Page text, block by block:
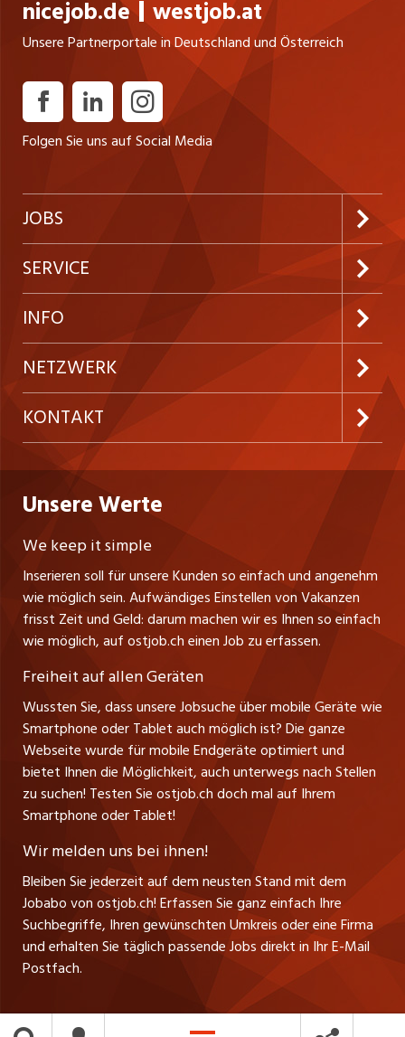
nicejob.de westjob.at
Unsere Partnerportale in Deutschland und Österreich
Folgen Sie uns auf Social Media
JOBS
Jobabo abonnieren
Neue Stellen
Festanstellungen
Temporäre Jobs
Freelance Jobs
Praktika
Lehrstellen
Führungspositionen
Management / Kader-Jobs
Berufsgruppen
Top-Regionen
Jobline
SERVICE
Kundenlogin
Inserieren
Firmen
Personalvermittler
INFO
Preise & Leistungen
AGB
Datenschutzerklärung
Nutzungsbedingungen
Stellenmeldepflicht
Schnittstelle
Impressum
NETZWERK
westjob.at
nicejob.de
myjob.ch
zentraljob.ch
jobbasel.ch
jobbern.ch
jobmittelland.ch
jobzüri.ch
schaffu.ch (VS)
ajourjob.ch
CH Media
KONTAKT
CH Media Classifieds AG
Fürstenlandstrasse 122
CH-9001 St. Gallen
Tel. +41 71 272 73 80
info@ostjob.ch/inserate@ostjob.ch
Henrik Jasek
Leiter ostjob.ch
Fredy Pillinger
Verkauf und Beratung
Christoph Walzl
Verkauf und Beratung
Unsere Werte
We keep it simple
Inserieren soll für unsere Kunden so einfach und angenehm
wie möglich sein. Aufwändiges Einstellen von Vakanzen
frisst Zeit und Geld: darum machen wir es Ihnen so einfach
wie möglich, auf ostjob.ch einen Job zu erfassen.
Freiheit auf allen Geräten
Wussten Sie, dass unsere Jobsuche über mobile Geräte wie
Smartphone oder Tablet auch möglich ist? Die ganze
Webseite wurde für mobile Endgeräte optimiert und
bietet Ihnen die Möglichkeit, auch unterwegs nach Stellen
zu suchen! Testen Sie ostjob.ch doch mal auf Ihrem
Smartphone oder Tablet!
Wir melden uns bei ihnen!
Bleiben Sie jederzeit auf dem neusten Stand mit dem
Jobabo von ostjob.ch! Erfassen Sie ganz einfach Ihre
Suchbegriffe, Ihren gewünschten Umkreis oder eine Firma
und erhalten Sie täglich passende Jobs direkt in Ihr E-Mail
Postfach.